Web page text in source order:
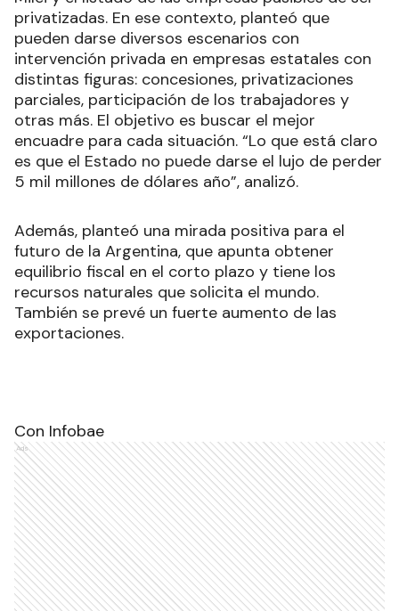
privatizadas. En ese contexto, planteó que
pueden darse diversos escenarios con
intervención privada en empresas estatales con
distintas figuras: concesiones, privatizaciones
parciales, participación de los trabajadores y
otras más. El objetivo es buscar el mejor
encuadre para cada situación. “Lo que está claro
es que el Estado no puede darse el lujo de perder
5 mil millones de dólares año”, analizó.
Además, planteó una mirada positiva para el
futuro de la Argentina, que apunta obtener
equilibrio fiscal en el corto plazo y tiene los
recursos naturales que solicita el mundo.
También se prevé un fuerte aumento de las
exportaciones.
Con Infobae
Ads